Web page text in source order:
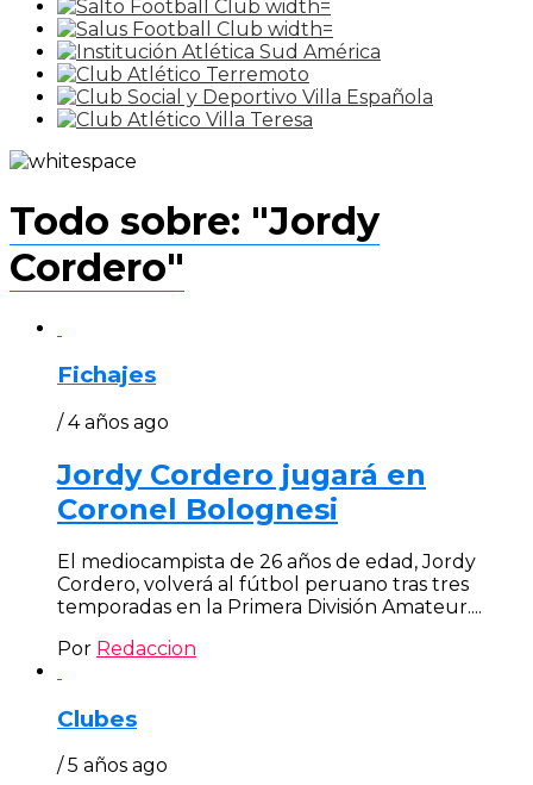
Todo sobre: "Jordy
Cordero"
Fichajes
/ 4 años ago
Jordy Cordero jugará en
Coronel Bolognesi
El mediocampista de 26 años de edad, Jordy
Cordero, volverá al fútbol peruano tras tres
temporadas en la Primera División Amateur....
Por Redaccion
Clubes
/ 5 años ago